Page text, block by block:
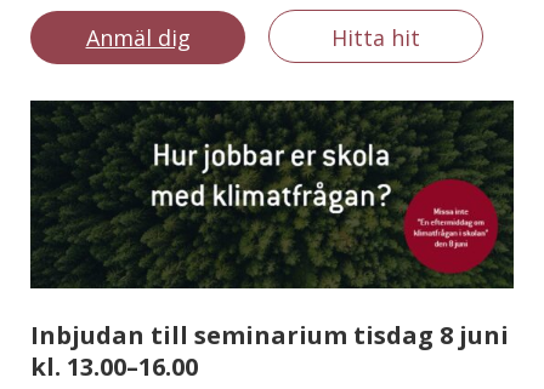
Anmäl dig Hitta hit
Inbjudan till seminarium tisdag 8 juni
kl. 13.00–16.00